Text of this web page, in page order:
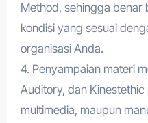
Method, sehingga benar
kondisi yang sesuai
organisasi Anda.
4. Penyampaian materi
Auditory, dan
multimedia, maupun